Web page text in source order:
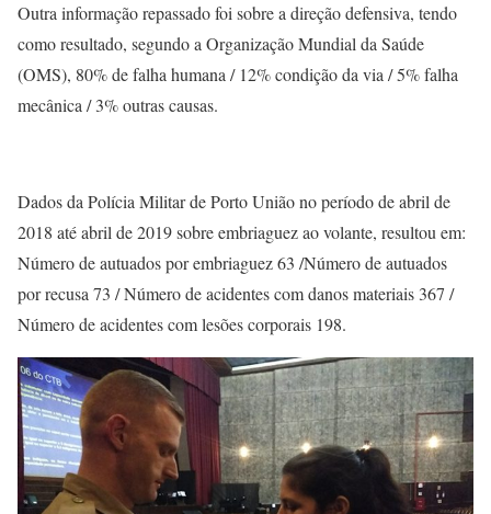
Outra informação repassado foi sobre a direção defensiva, tendo
como resultado, segundo a Organização Mundial da Saúde
(OMS), 80% de falha humana / 12% condição da via / 5% falha
mecânica / 3% outras causas.
Dados da Polícia Militar de Porto União no período de abril de
2018 até abril de 2019 sobre embriaguez ao volante, resultou em:
Número de autuados por embriaguez 63 /Número de autuados
por recusa 73 / Número de acidentes com danos materiais 367 /
Número de acidentes com lesões corporais 198.